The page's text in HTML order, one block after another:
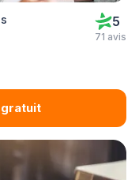
5
71 avis
gratuit